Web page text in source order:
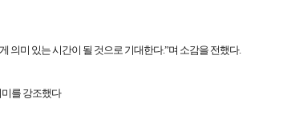
의미 있는 시간이 될 것으로 기대한다.”며 소감을 전했다.
를 강조했다